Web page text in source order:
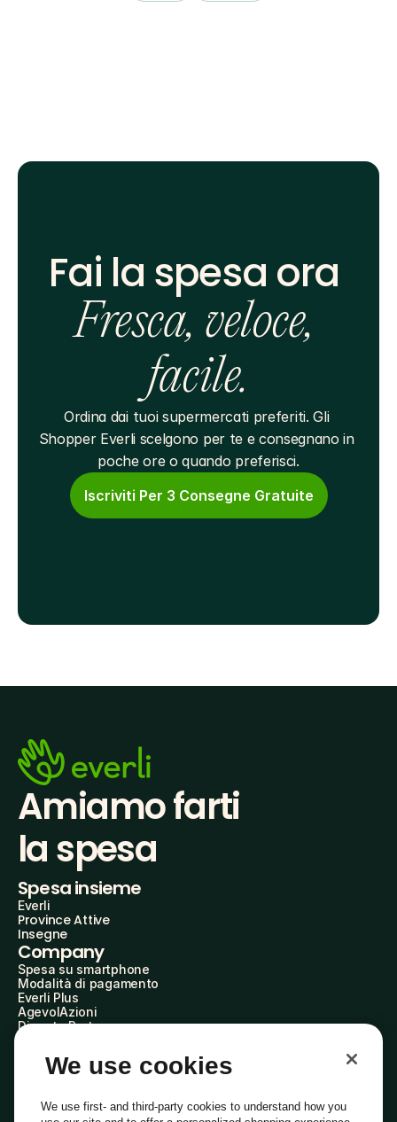
Fai la spesa ora
Fresca, veloce,
facile.
Ordina dai tuoi supermercati preferiti. Gli
Shopper Everli scelgono per te e consegnano in
poche ore o quando preferisci.
Iscriviti Per 3 Consegne Gratuite
Amiamo farti
la spesa
Spesa insieme
Everli
Province Attive
Insegne
Company
Spesa su smartphone
Modalità di pagamento
Everli Plus
AgevolAzioni
Diventa Partner
Everli Shoppers
About Us
Everli News
Domande frequenti
We use cookies
We use first- and third-party cookies to understand how you